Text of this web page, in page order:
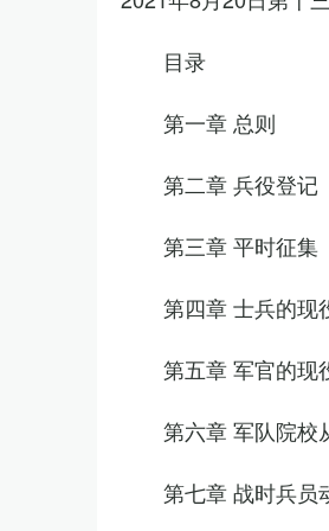
目录
第一章 总则
第二章 兵役登记
第三章 平时征集
第四章 士兵的现
第五章 军官的现
第六章 军队院校
第七章 战时兵员